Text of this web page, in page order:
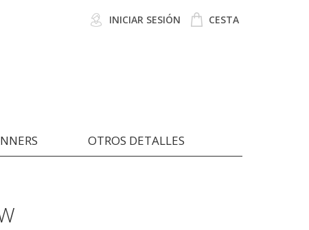
INICIAR SESIÓN CESTA
OTROS DETALLES